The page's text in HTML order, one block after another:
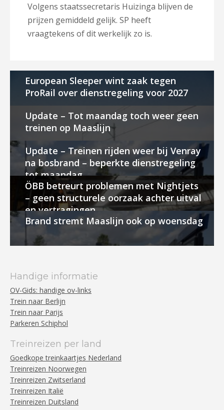
Volgens staatssecretaris Huizinga blijven de
prijzen gemiddeld gelijk. SP heeft
vraagtekens of dit werkelijk zo is.
European Sleeper wint zaak tegen
ProRail over dienstregeling voor 2027
Update – Tot maandag toch weer geen
treinen op Maaslijn
Update – Treinen rijden weer bij Venray
na bosbrand – beperkte dienstregeling
tot maandag
ÖBB betreurt problemen met Nightjets
– geen structurele oorzaak achter uitval
en vertragingen
Brand stremt Maaslijn ook op woensdag
Handige informatie
OV-Gids: handige ov-links
Trein naar Berlijn
Trein naar Parijs
Parkeren Schiphol
Treinreizen per land
Goedkope treinkaartjes Nederland
Treinreizen Noorwegen
Treinreizen Zwitserland
Treinreizen Italië
Treinreizen Duitsland